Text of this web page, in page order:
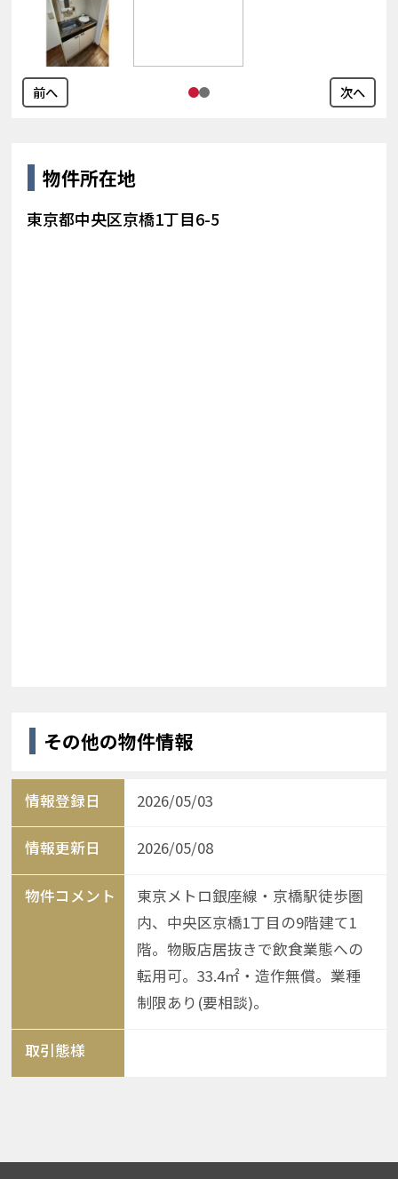
前へ 次へ
物件所在地
東京都中央区京橋1丁目6-5
その他の物件情報
情報登録日 2026/05/03
情報更新日 2026/05/08
物件コメント
東京メトロ銀座線・京橋駅徒歩圏
内、中央区京橋1丁目の9階建て1
階。物販店居抜きで飲食業態への
転用可。33.4㎡・造作無償。業種
制限あり(要相談)。
取引態様